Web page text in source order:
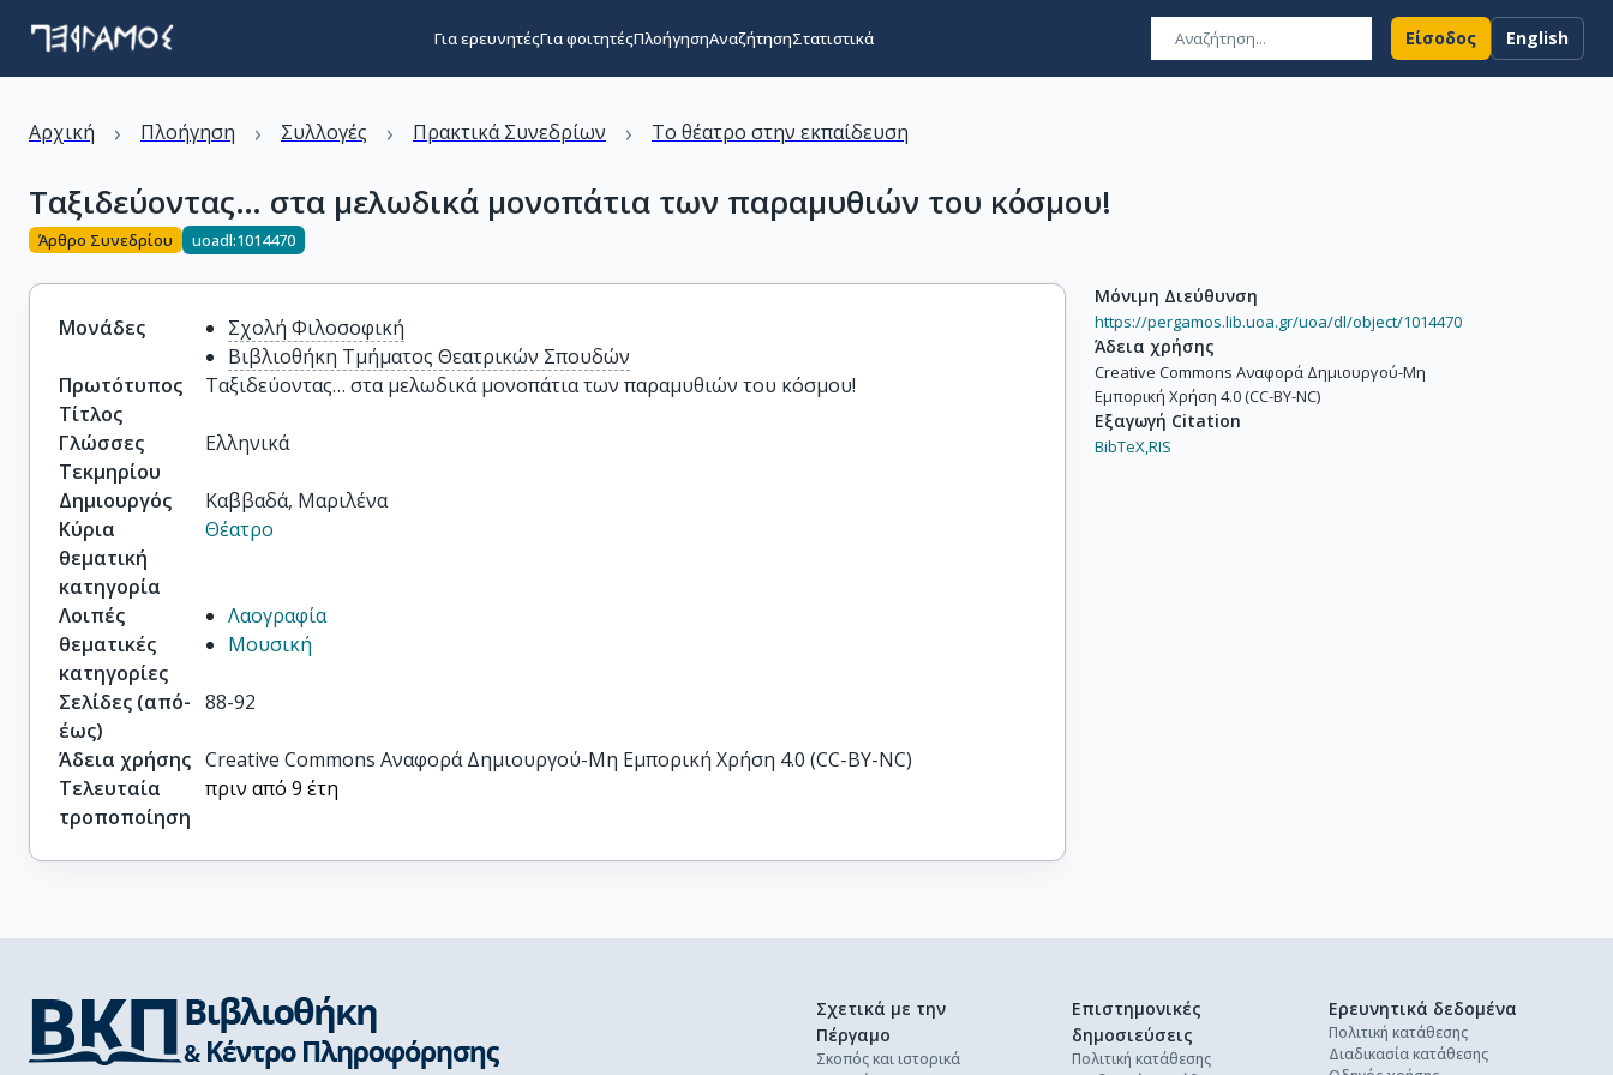
Για ερευνητέςΓια φοιτητέςΠλοήγησηΑναζήτησηΣτατιστικά Είσοδος English
Αρχική › Πλοήγηση › Συλλογές › Πρακτικά Συνεδρίων › Το θέατρο στην εκπαίδευση
Ταξιδεύοντας… στα μελωδικά μονοπάτια των παραμυθιών του κόσμου!
Άρθρο Συνεδρίου uoadl:1014470
Μονάδες
Σχολή Φιλοσοφική
Βιβλιοθήκη Τμήματος Θεατρικών Σπουδών
Πρωτότυπος
Τίτλος
Ταξιδεύοντας… στα μελωδικά μονοπάτια των παραμυθιών του κόσμου!
Γλώσσες
Τεκμηρίου
Ελληνικά
Δημιουργός
Καββαδά, Μαριλένα
Κύρια
θεματική
κατηγορία
Θέατρο
Λοιπές
θεματικές
κατηγορίες
Λαογραφία
Μουσική
Σελίδες (από-
έως)
88-92
Άδεια χρήσης Creative Commons Αναφορά Δημιουργού-Μη Εμπορική Χρήση 4.0 (CC-BY-NC)
Τελευταία
τροποποίηση
πριν από 9 έτη
Μόνιμη Διεύθυνση
https://pergamos.lib.uoa.gr/uoa/dl/object/1014470
Άδεια χρήσης
Creative Commons Αναφορά Δημιουργού-Μη
Εμπορική Χρήση 4.0 (CC-BY-NC)
Εξαγωγή Citation
BibTeX,RIS
Σχετικά με την
Πέργαμο
Σκοπός και ιστορικά
Επιστημονικές
δημοσιεύσεις
Πολιτική κατάθεσης
Ερευνητικά δεδομένα
Πολιτική κατάθεσης
Διαδικασία κατάθεσης